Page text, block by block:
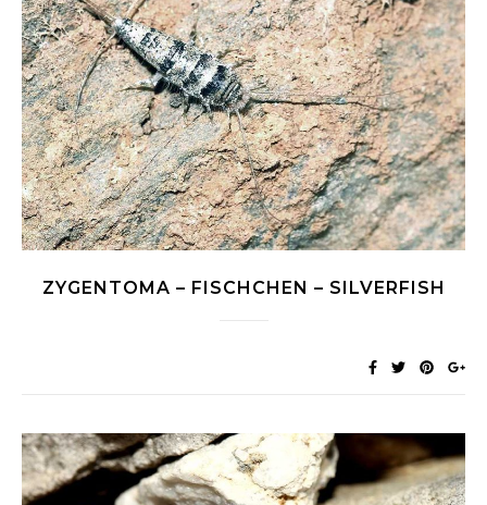
ZYGENTOMA – FISCHCHEN – SILVERFISH